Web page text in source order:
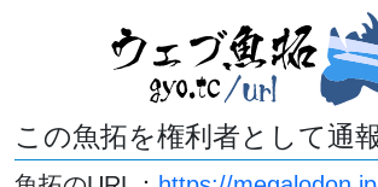
この魚拓を権利者として通